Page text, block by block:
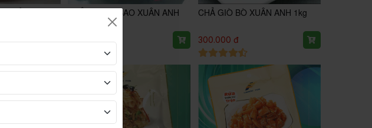
CHẢ GIÒ DA BAO XUÂN ANH
220.000 đ
CHẢ GIÒ BÒ XUÂN ANH 1kg
300.000 đ